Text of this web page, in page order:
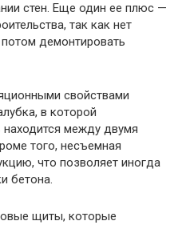
стен. Еще один ее плюс —
так как нет
демонтировать
свойствами
в которой
находится между двумя
того, несъемная
что позволяет иногда
бетона.
щиты, которые